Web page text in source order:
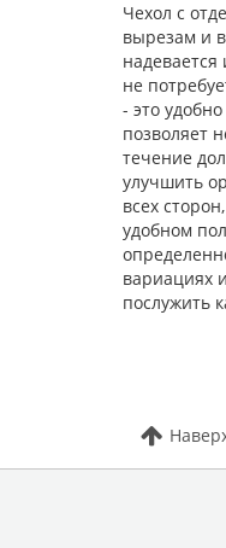
Чехол с
вырезам и
не
- это
позволяет
течение
улучшить
всех
удобном
вариациях
послужить